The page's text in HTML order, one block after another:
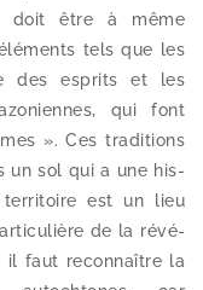
doit être à même
tels que les
des esprits et les
qui font
». Ces tra­di­tions
un sol qui a une his­
est un lieu
de la révé­
il faut recon­naître la